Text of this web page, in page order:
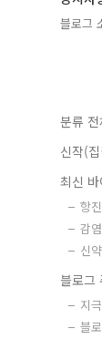
블로그
분류 전
신작(
최신
항
감
신
블로그
지
블